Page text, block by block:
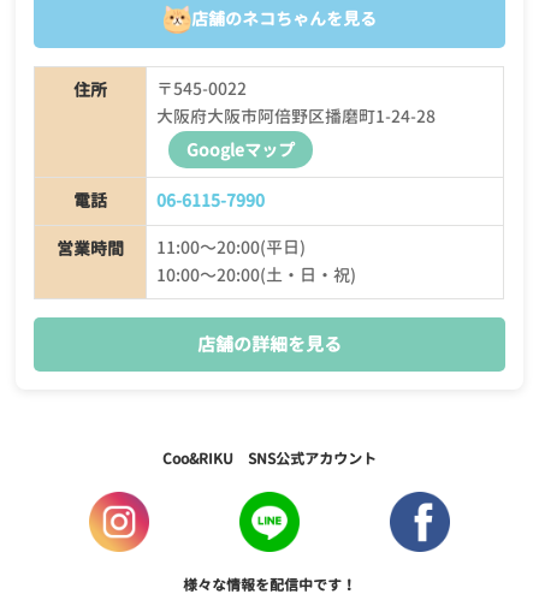
店舗のネコちゃんを見る
住所
〒545-0022
大阪府大阪市阿倍野区播磨町1-24-28
Googleマップ
電話
06-6115-7990
営業時間
11:00〜20:00(平日)
10:00〜20:00(土・日・祝)
店舗の詳細を見る
Coo&RIKU SNS公式アカウント
様々な情報を配信中です！